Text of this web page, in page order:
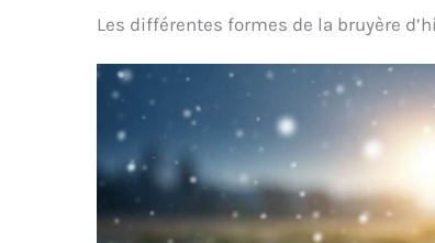
Les différentes formes de la bruyère